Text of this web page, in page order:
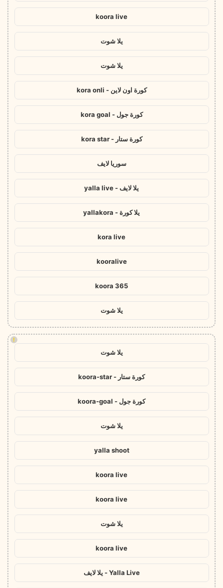
koora live
يلا شوت
يلا شوت
كورة اون لاين - kora onli
كورة جول - kora goal
كورة ستار - kora star
سوريا لايف
يلا لايف - yalla live
يلا كورة - yallakora
kora live
kooralive
koora 365
يلا شوت
!
يلا شوت
كورة ستار - koora-star
كورة جول - koora-goal
يلا شوت
yalla shoot
koora live
koora live
يلا شوت
koora live
Yalla Live - يلا لايف